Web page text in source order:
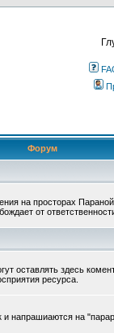
Форум
на просторах
от
оставлять здесь
ресурса.
напрашиаются на